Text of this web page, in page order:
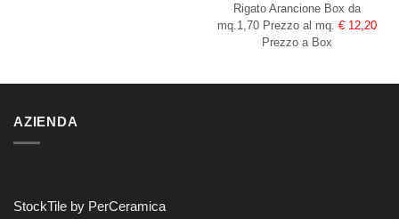
Rigato Arancione Box da
mq.1,70 Prezzo al mq. € 12,20
Prezzo a Box
AZIENDA
StockTile by PerCeramica